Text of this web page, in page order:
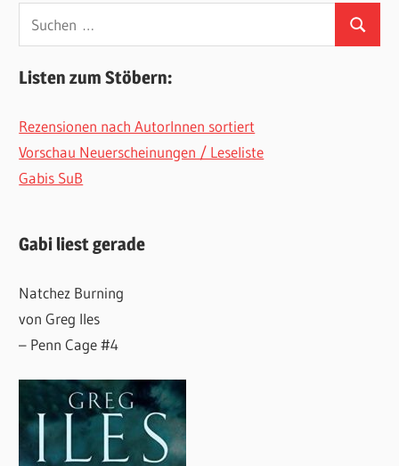
Suchen
nach:
Suchen
Listen zum Stöbern:
Rezensionen nach AutorInnen sortiert
Vorschau Neuerscheinungen / Leseliste
Gabis SuB
Gabi liest gerade
Natchez Burning
von Greg Iles
– Penn Cage #4